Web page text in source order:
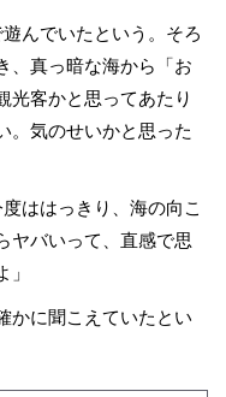
んでいたという。そろ
、真っ暗な海から「お
光客かと思ってあたり
。気のせいかと思った
はっきり、海の向こ
ヤバいって、直感で思
かに聞こえていたとい